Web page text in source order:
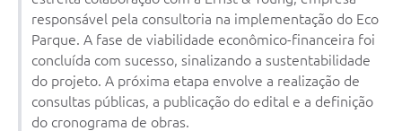
Arquivos para Download
Obras
Galeria de Vídeos
responsável pela consultoria na implementação do Eco
Parque. A fase de viabilidade econômico-financeira foi
concluída com sucesso, sinalizando a sustentabilidade
do projeto. A próxima etapa envolve a realização de
consultas públicas, a publicação do edital e a definição
do cronograma de obras.